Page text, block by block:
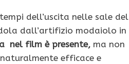
dell’uscita nelle sale del
dall’artifizio modaiolo in
nel film è presente, ma non
efficace e